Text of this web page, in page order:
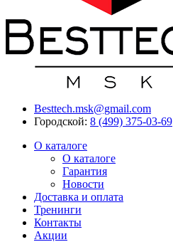
Besttech.msk@gmail.com
Городской: 8 (499) 375-03-69
О каталоге
О каталоге
Гарантия
Новости
Доставка и оплата
Тренинги
Контакты
Акции